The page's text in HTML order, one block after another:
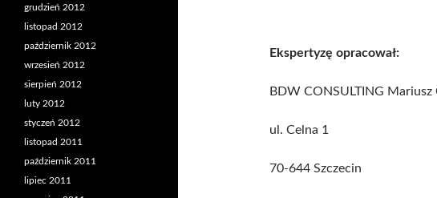
Ekspertyzę opracował:
BDW CONSULTING Mariusz
ul. Celna 1
70-644 Szczecin
grudzień 2012
listopad 2012
październik 2012
wrzesień 2012
sierpień 2012
luty 2012
styczeń 2012
listopad 2011
październik 2011
lipiec 2011